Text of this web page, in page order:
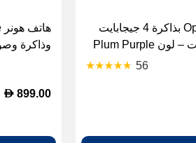
هاتف Oppo A6X 4G بذاكرة 4 جيجابايت
56
D 899.00